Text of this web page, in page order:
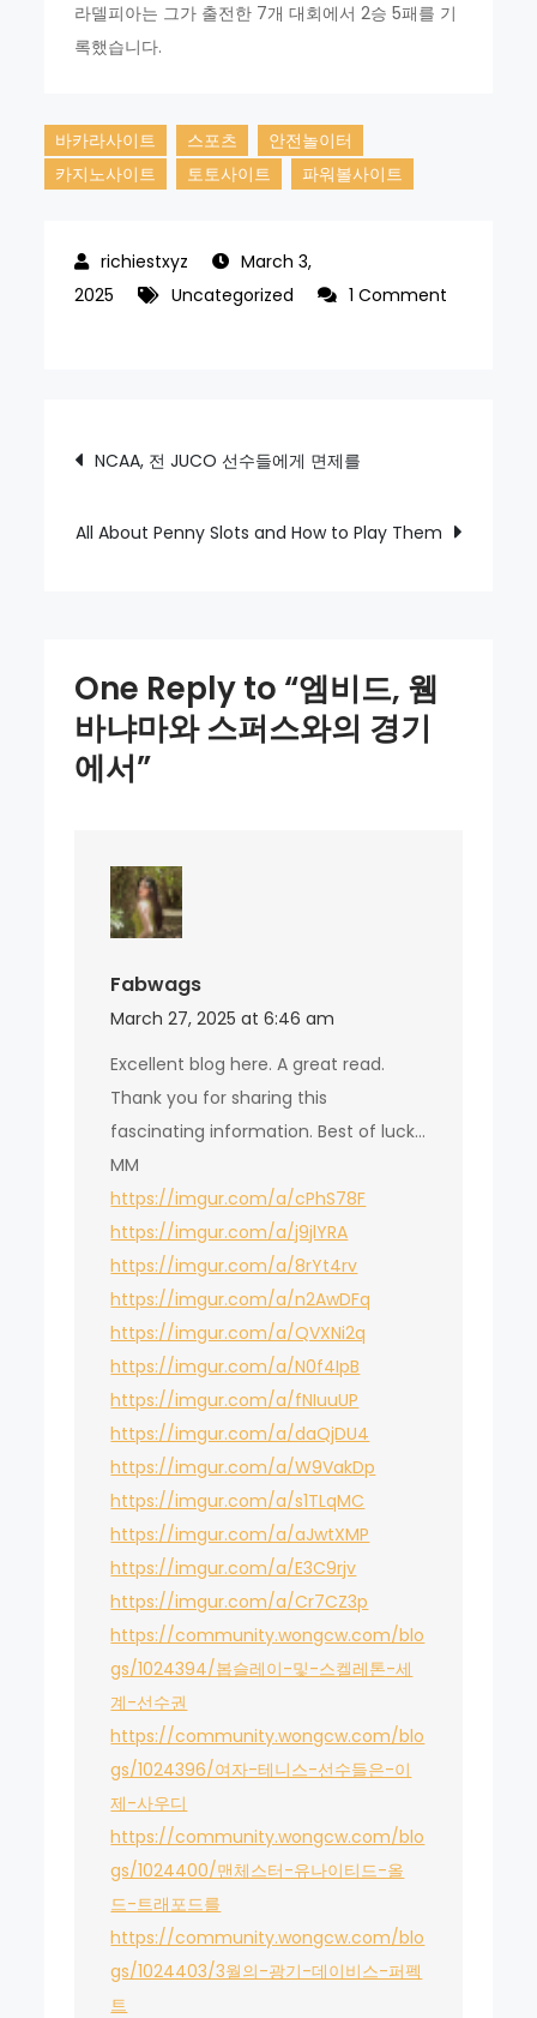
라델피아는 그가 출전한 7개 대회에서 2승 5패를 기
록했습니다.
바카라사이트 스포츠
안전놀이터
카지노사이트
토토사이트 파워볼사이트
March 3,
2025
Uncategorized
1 Comment
웸
냐
스
와
의
Post
navigation
NCAA, 전 JUCO 선수들에게 면제를
All About Penny Slots and How to Play Them
One Reply to “엠비드, 웸
바냐마와 스퍼스와의 경기
에서”
Fabwags
March 27, 2025 at 6:46 am
Excellent blog here. A great read.
Thank you for sharing this
fascinating information. Best of luck…
MM
https://imgur.com/a/cPhS78F
https://imgur.com/a/j9jlYRA
https://imgur.com/a/8rYt4rv
https://imgur.com/a/n2AwDFq
https://imgur.com/a/QVXNi2q
https://imgur.com/a/N0f4IpB
https://imgur.com/a/fNIuuUP
https://imgur.com/a/daQjDU4
https://imgur.com/a/W9VakDp
https://imgur.com/a/s1TLqMC
https://imgur.com/a/aJwtXMP
https://imgur.com/a/E3C9rjv
https://imgur.com/a/Cr7CZ3p
https://community.wongcw.com/blo
gs/1024394/봅슬레이-및-스켈레톤-세
계-선수권
https://community.wongcw.com/blo
gs/1024396/여자-테니스-선수들은-이
제-사우디
https://community.wongcw.com/blo
gs/1024400/맨체스터-유나이티드-올
드-트래포드를
https://community.wongcw.com/blo
gs/1024403/3월의-광기-데이비스-퍼펙
트